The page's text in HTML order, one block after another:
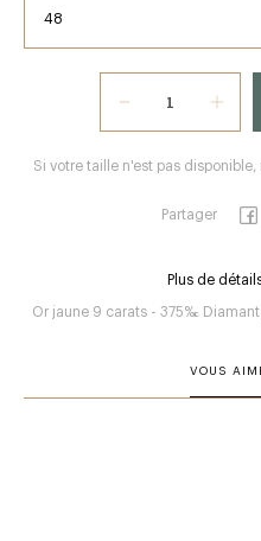
Si votre taille n'est pas
Partager
Plus de
Or jaune 9 carats - 375‰
VOUS